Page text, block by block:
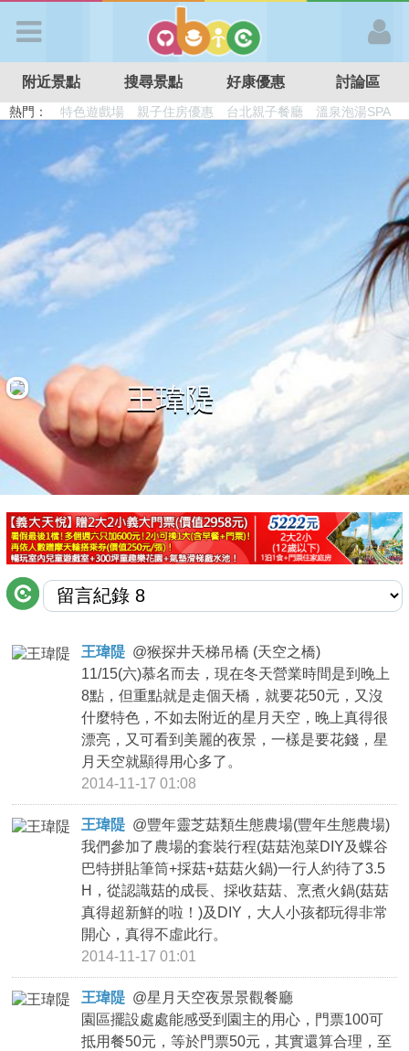
APP登入
首 頁
搜尋景點
好康優惠
最新留言
商家合作
推薦景點
討論區
聯絡我們
APP下載
附近景點 搜尋景點 好康優惠 討論區
熱門： 溜滑梯民宿 觀光工廠 DIY摘果
日本親子景點
特色遊戲場
親子住房優惠 台北親子餐廳 溫泉泡湯SPA
王瑋隄
王瑋隄 @猴探井天梯吊橋 (天空之橋)
11/15(六)慕名而去，現在冬天營業時間是到晚上
8點，但重點就是走個天橋，就要花50元，又沒
什麼特色，不如去附近的星月天空，晚上真得很
漂亮，又可看到美麗的夜景，一樣是要花錢，星
月天空就顯得用心多了。
2014-11-17 01:08
王瑋隄 @豐年靈芝菇類生態農場(豐年生態農場)
我們參加了農場的套裝行程(菇菇泡菜DIY及蝶谷
巴特拼貼筆筒+採菇+菇菇火鍋)一行人約待了3.5
H，從認識菇的成長、採收菇菇、烹煮火鍋(菇菇
真得超新鮮的啦！)及DIY，大人小孩都玩得非常
開心，真得不虛此行。
2014-11-17 01:01
王瑋隄 @星月天空夜景景觀餐廳
園區擺設處處能感受到園主的用心，門票100可
抵用餐50元，等於門票50元，其實還算合理，至